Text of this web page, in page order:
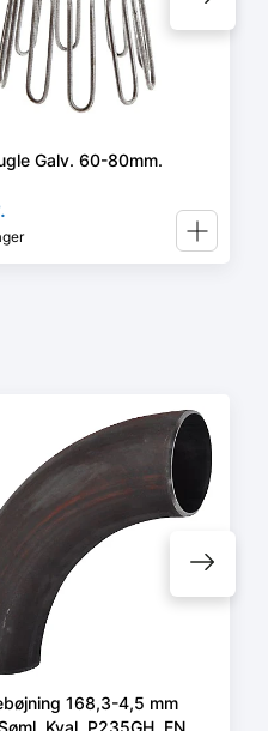
Galv. 60-80mm.
168,3-4,5 mm
Kval. P235GH, EN